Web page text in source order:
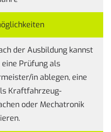
der Ausbildung kannst
Prüfung als
in ablegen, eine
Kraftfahrzeug-
oder Mechatronik